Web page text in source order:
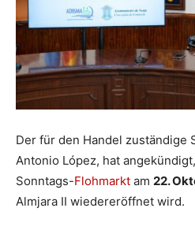
Der für den Handel zuständige
Antonio López, hat
Sonntags-Flohmarkt am 22.
Almjara II wiedereröffnet wird.